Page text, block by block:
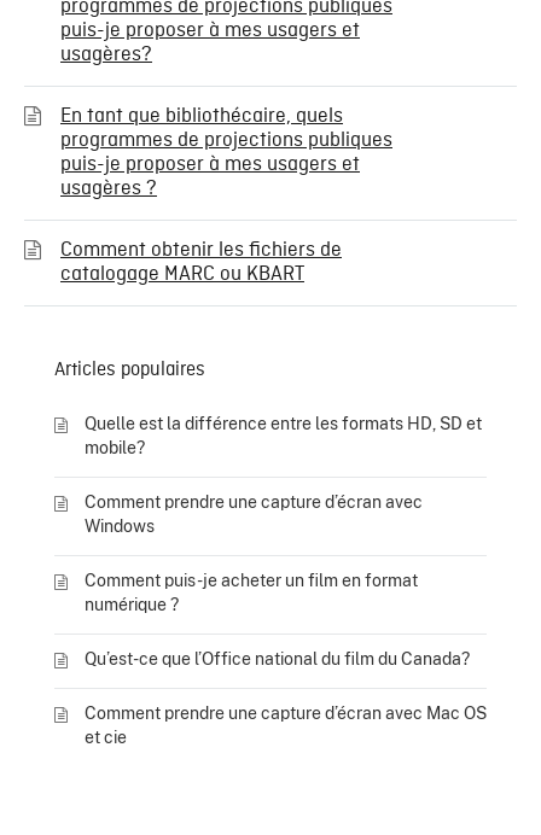
programmes de projections publiques
puis-je proposer à mes usagers et
usagères?
En tant que bibliothécaire, quels
programmes de projections publiques
puis-je proposer à mes usagers et
usagères ?
Comment obtenir les fichiers de
catalogage MARC ou KBART
Articles populaires
Quelle est la différence entre les formats HD, SD et
mobile?
Comment prendre une capture d’écran avec
Windows
Comment puis-je acheter un film en format
numérique ?
Qu’est-ce que l’Office national du film du Canada?
Comment prendre une capture d’écran avec Mac OS
et cie